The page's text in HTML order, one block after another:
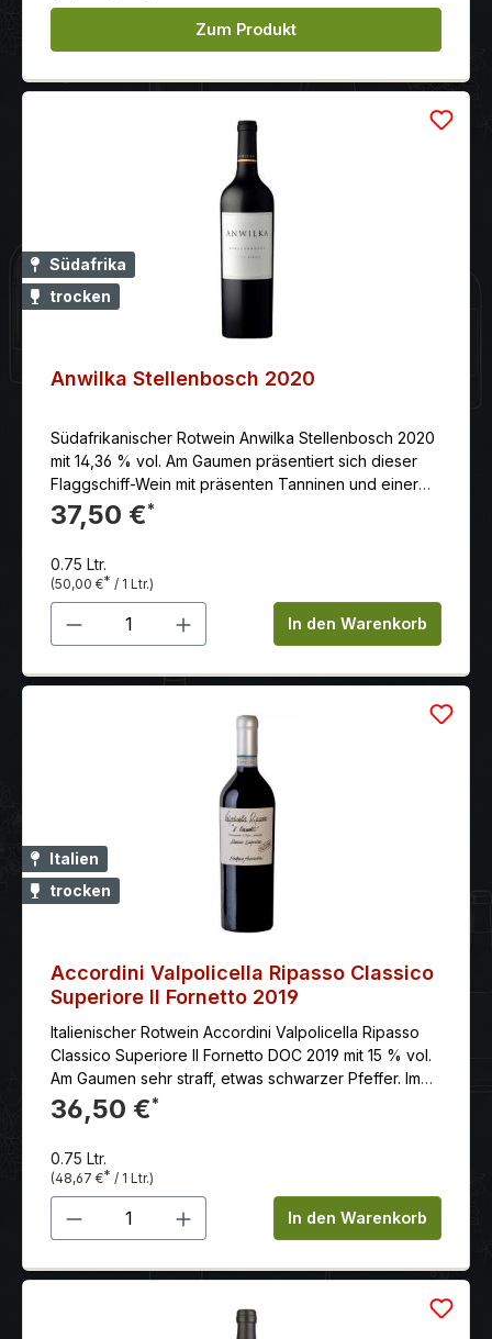
Zum Produkt
Südafrika
trocken
Anwilka Stellenbosch 2020
Südafrikanischer Rotwein Anwilka Stellenbosch 2020
mit 14,36 % vol. Am Gaumen präsentiert sich dieser
Flaggschiff-Wein mit präsenten Tanninen und einer
wunderbaren Textur, ausgewogen und komplex, mit
einem langen, reichhaltigen Abgang. Ein lagerfähiger
wird.
37,50 €*
0.75 Ltr.
(50,00 €* / 1 Ltr.)
Produkt Anzahl: Gib denIn den Warenkorb
Italien
trocken
Accordini Valpolicella Ripasso Classico
Superiore Il Fornetto 2019
Italienischer Rotwein Accordini Valpolicella Ripasso
Classico Superiore Il Fornetto DOC 2019 mit 15 % vol.
Am Gaumen sehr straff, etwas schwarzer Pfeffer. Im
Nachhall sehr reife, weiche Tanine - gestützt durch
eine frische Säure die typisch für einen Valpolicella
36,50 €*
0.75 Ltr.
(48,67 €* / 1 Ltr.)
Produkt Anzahl: Gib denIn den Warenkorb